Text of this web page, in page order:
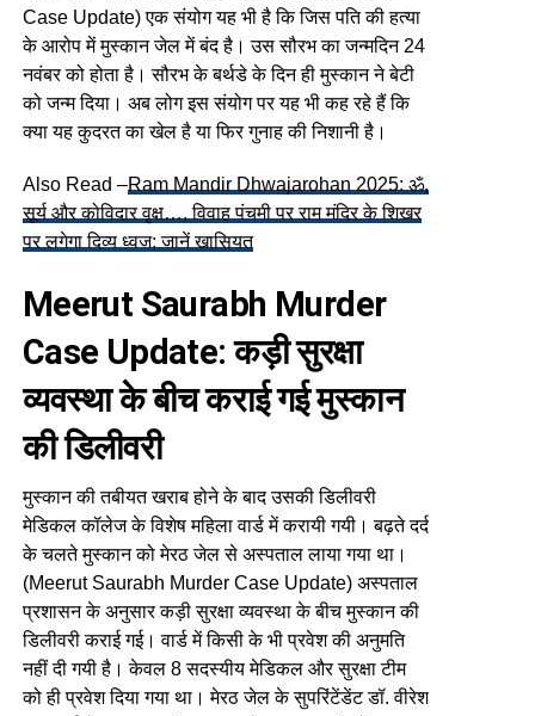
Case Update) एक संयोग यह भी है कि जिस पति की हत्या
के आरोप में मुस्कान जेल में बंद है। उस सौरभ का जन्मदिन 24
नवंबर को होता है। सौरभ के बर्थडे के दिन ही मुस्कान ने बेटी
को जन्म दिया। अब लोग इस संयोग पर यह भी कह रहे हैं कि
क्या यह कुदरत का खेल है या फिर गुनाह की निशानी है।
Also Read –Ram Mandir Dhwajarohan 2025: ॐ,
सूर्य और कोविदार वृक्ष…, विवाह पंचमी पर राम मंदिर के शिखर
पर लगेगा दिव्य ध्वज; जानें खासियत
Meerut Saurabh Murder
Case Update: कड़ी सुरक्षा
व्यवस्था के बीच कराई गई मुस्कान
की डिलीवरी
मुस्कान की तबीयत खराब होने के बाद उसकी डिलीवरी
मेडिकल कॉलेज के विशेष महिला वार्ड में करायी गयी। बढ़ते दर्द
के चलते मुस्कान को मेरठ जेल से अस्पताल लाया गया था।
(Meerut Saurabh Murder Case Update) अस्पताल
प्रशासन के अनुसार कड़ी सुरक्षा व्यवस्था के बीच मुस्कान की
डिलीवरी कराई गई। वार्ड में किसी के भी प्रवेश की अनुमति
नहीं दी गयी है। केवल 8 सदस्यीय मेडिकल और सुरक्षा टीम
को ही प्रवेश दिया गया था। मेरठ जेल के सुपरिंटेंडेंट डॉ. वीरेश